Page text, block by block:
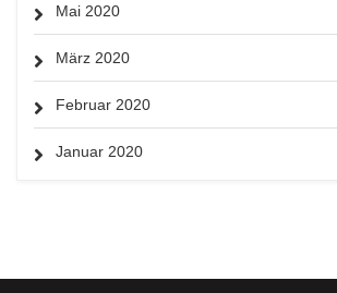
Mai 2020
März 2020
Februar 2020
Januar 2020